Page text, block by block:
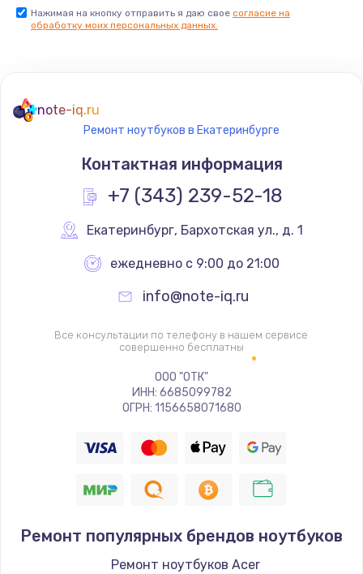
Заказать
Замена термостата
1200 руб.
Заказать
Замена реле
700 руб.
Заказать
Замена ТЭНа
Заказать
Замена шнура
Заказать
Нажимая на кнопку отправить я даю свое согласие на
обработку моих персональных данных.
note-iq.ru
Ремонт ноутбуков в Екатеринбурге
Контактная информация
+7 (343) 239-52-18
Екатеринбург, Бархотская ул., д. 1
ежедневно с 9:00 до 21:00
info@note-iq.ru
Все консультации по телефону в нашем сервисе
совершенно бесплатны
ООО "ОТК"
ИНН: 6685099782
ОГРН: 1156658071680
Ремонт популярных брендов ноутбуков
Ремонт ноутбуков Acer